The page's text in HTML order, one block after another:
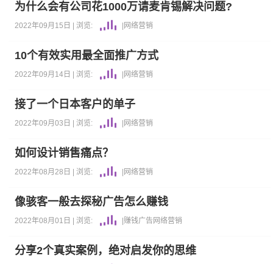
为什么会有公司花1000万请麦肯锡解决问题?
2022年09月15日 | 浏览: 网络营销
10个有效实用最全面推广方式
2022年09月14日 | 浏览: 网络营销
接了一个日本客户的单子
2022年09月03日 | 浏览: 网络营销
如何设计销售痛点？
2022年08月28日 | 浏览: 网络营销
像骇客一般去探秘广告怎么赚钱
2022年08月01日 | 浏览: 赚钱广告网络营销
分享2个真实案例，绝对启发你的思维